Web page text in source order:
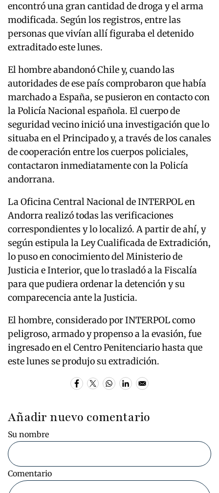
encontró una gran cantidad de droga y el arma
modificada. Según los registros, entre las
personas que vivían allí figuraba el detenido
extraditado este lunes.
El hombre abandonó Chile y, cuando las
autoridades de ese país comprobaron que había
marchado a España, se pusieron en contacto con
la Policía Nacional española. El cuerpo de
seguridad vecino inició una investigación que lo
situaba en el Principado y, a través de los canales
de cooperación entre los cuerpos policiales,
contactaron inmediatamente con la Policía
andorrana.
La Oficina Central Nacional de INTERPOL en
Andorra realizó todas las verificaciones
correspondientes y lo localizó. A partir de ahí, y
según estipula la Ley Cualificada de Extradición,
lo puso en conocimiento del Ministerio de
Justicia e Interior, que lo trasladó a la Fiscalía
para que pudiera ordenar la detención y su
comparecencia ante la Justicia.
El hombre, considerado por INTERPOL como
peligroso, armado y propenso a la evasión, fue
ingresado en el Centro Penitenciario hasta que
este lunes se produjo su extradición.
Añadir nuevo comentario
Su nombre
Comentario